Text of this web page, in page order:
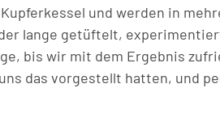
und werden in
lange getüftelt,
bis wir mit dem Ergebnis
das vorgestellt hatten, und